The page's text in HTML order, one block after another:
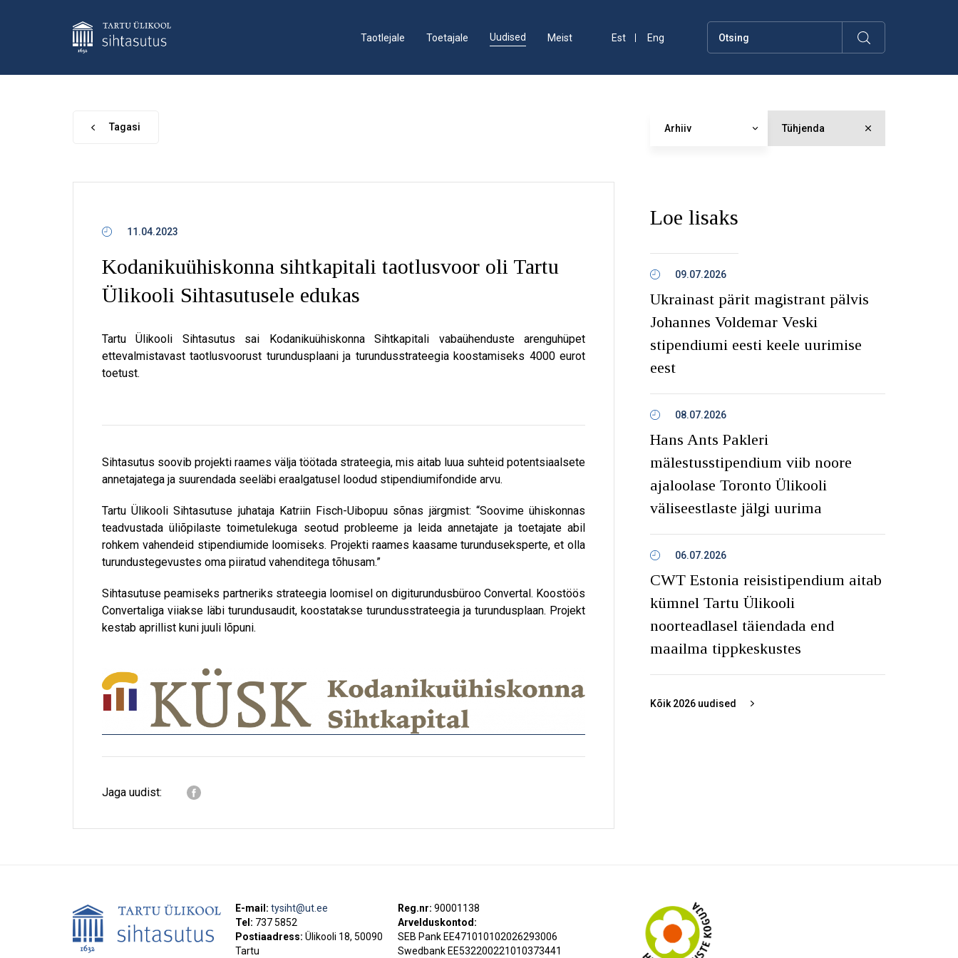
Est Eng
Taotlejale Toetajale Uudised Meist
Tagasi Arhiiv Tühjenda
11.04.2023
Kodanikuühiskonna sihtkapitali taotlusvoor oli Tartu
Ülikooli Sihtasutusele edukas
Tartu Ülikooli Sihtasutus sai Kodanikuühiskonna Sihtkapitali vabaühenduste arenguhüpet
ettevalmistavast taotlusvoorust turundusplaani ja turundusstrateegia koostamiseks 4000 eurot
toetust.
Sihtasutus soovib projekti raames välja töötada strateegia, mis aitab luua suhteid potentsiaalsete
annetajatega ja suurendada seeläbi eraalgatusel loodud stipendiumifondide arvu.
Tartu Ülikooli Sihtasutuse juhataja Katriin Fisch-Uibopuu sõnas järgmist: “Soovime ühiskonnas
teadvustada üliõpilaste toimetulekuga seotud probleeme ja leida annetajate ja toetajate abil
rohkem vahendeid stipendiumide loomiseks. Projekti raames kaasame turunduseksperte, et olla
turundustegevustes oma piiratud vahenditega tõhusam.”
Sihtasutuse peamiseks partneriks strateegia loomisel on digiturundusbüroo Convertal. Koostöös
Convertaliga viiakse läbi turundusaudit, koostatakse turundusstrateegia ja turundusplaan. Projekt
kestab aprillist kuni juuli lõpuni.
Jaga uudist:
Loe lisaks
09.07.2026
Ukrainast pärit magistrant pälvis
Johannes Voldemar Veski
stipendiumi eesti keele uurimise
eest
08.07.2026
Hans Ants Pakleri
mälestusstipendium viib noore
ajaloolase Toronto Ülikooli
väliseestlaste jälgi uurima
06.07.2026
CWT Estonia reisistipendium aitab
kümnel Tartu Ülikooli
noorteadlasel täiendada end
maailma tippkeskustes
Kõik 2026 uudised
E-mail: tysiht@ut.ee
Tel: 737 5852
Postiaadress: Ülikooli 18, 50090
Tartu
Reg.nr: 90001138
Arvelduskontod:
SEB Pank EE471010102026293006
Swedbank EE532200221010373441